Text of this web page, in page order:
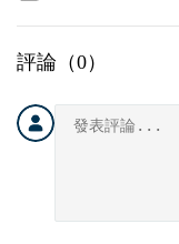
評論（0）